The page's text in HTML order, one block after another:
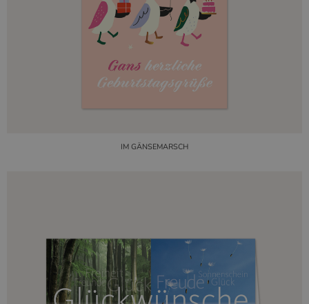
IM GÄNSEMARSCH